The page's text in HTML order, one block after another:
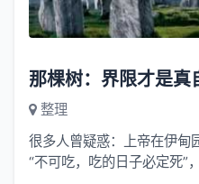
整理
很多人曾疑惑：上帝在伊甸
“不可吃，吃的日子必定死”